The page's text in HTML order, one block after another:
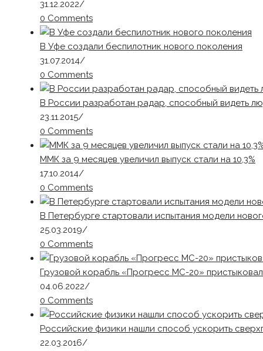
31.12.2022/
0 Comments
В Уфе создали беспилотник нового поколения
31.07.2014/
0 Comments
В России разработан радар, способный видеть
23.11.2015/
0 Comments
ММК за 9 месяцев увеличил выпуск стали на 10,3%
17.10.2014/
0 Comments
В Петербурге стартовали испытания модели
25.03.2019/
0 Comments
Грузовой корабль «Прогресс МС-20»
04.06.2022/
0 Comments
Российские физики нашли способ ускорить
22.03.2016/